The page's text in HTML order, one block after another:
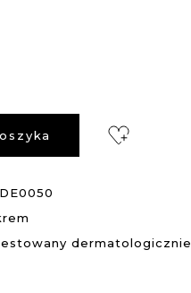
dermatologicznie